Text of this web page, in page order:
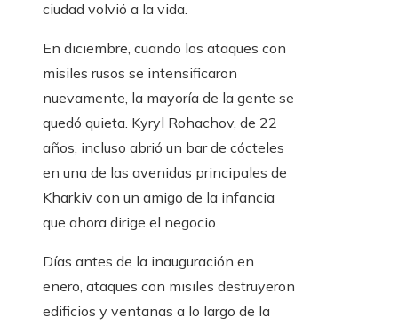
ciudad volvió a la vida.
En diciembre, cuando los ataques con
misiles rusos se intensificaron
nuevamente, la mayoría de la gente se
quedó quieta. Kyryl Rohachov, de 22
años, incluso abrió un bar de cócteles
en una de las avenidas principales de
Kharkiv con un amigo de la infancia
que ahora dirige el negocio.
Días antes de la inauguración en
enero, ataques con misiles destruyeron
edificios y ventanas a lo largo de la